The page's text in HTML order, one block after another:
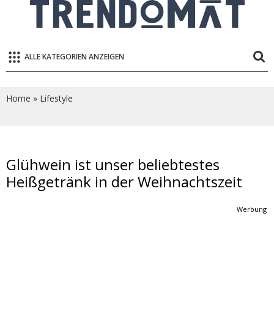
ALLE KATEGORIEN ANZEIGEN
Home » Lifestyle
Glühwein ist unser beliebtestes
Heißgetränk in der Weihnachtszeit
Werbung